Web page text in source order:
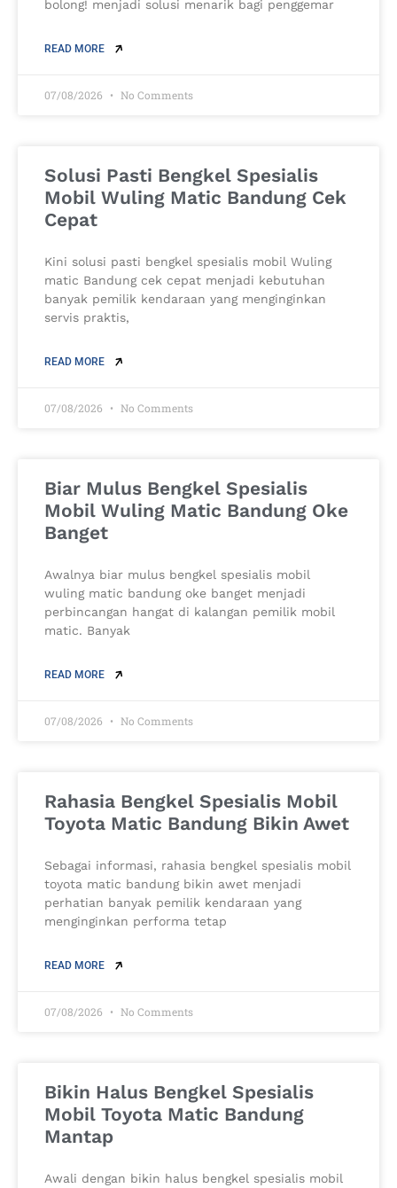
bolong! menjadi solusi menarik bagi penggemar
READ MORE
07/08/2026 No Comments
Solusi Pasti Bengkel Spesialis
Mobil Wuling Matic Bandung Cek
Cepat
Kini solusi pasti bengkel spesialis mobil Wuling
matic Bandung cek cepat menjadi kebutuhan
banyak pemilik kendaraan yang menginginkan
servis praktis,
READ MORE
07/08/2026 No Comments
Biar Mulus Bengkel Spesialis
Mobil Wuling Matic Bandung Oke
Banget
Awalnya biar mulus bengkel spesialis mobil
wuling matic bandung oke banget menjadi
perbincangan hangat di kalangan pemilik mobil
matic. Banyak
READ MORE
07/08/2026 No Comments
Rahasia Bengkel Spesialis Mobil
Toyota Matic Bandung Bikin Awet
Sebagai informasi, rahasia bengkel spesialis mobil
toyota matic bandung bikin awet menjadi
perhatian banyak pemilik kendaraan yang
menginginkan performa tetap
READ MORE
07/08/2026 No Comments
Bikin Halus Bengkel Spesialis
Mobil Toyota Matic Bandung
Mantap
Awali dengan bikin halus bengkel spesialis mobil